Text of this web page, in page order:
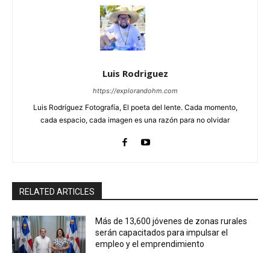
Luis Rodriguez
https://explorandohm.com
Luis Rodríguez Fotografía, El poeta del lente. Cada momento,
cada espacio, cada imagen es una razón para no olvidar
RELATED ARTICLES
Más de 13,600 jóvenes de zonas rurales
serán capacitados para impulsar el
empleo y el emprendimiento